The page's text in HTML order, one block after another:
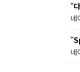
"
네
"
네